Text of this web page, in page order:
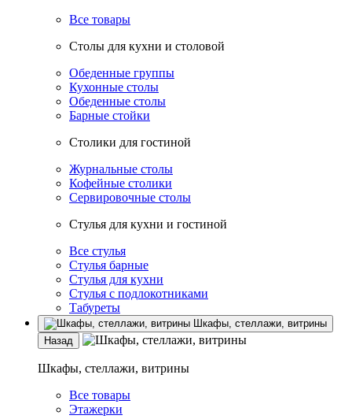
Все товары
Столы для кухни и столовой
Обеденные группы
Кухонные столы
Обеденные столы
Барные стойки
Столики для гостиной
Журнальные столы
Кофейные столики
Сервировочные столы
Стулья для кухни и гостиной
Все стулья
Стулья барные
Стулья для кухни
Стулья с подлокотниками
Табуреты
Шкафы, стеллажи, витрины
Назад
Шкафы, стеллажи, витрины
Все товары
Этажерки